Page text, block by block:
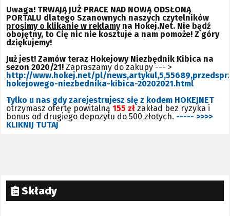
Uwaga! TRWAJĄ JUŻ PRACE NAD NOWĄ ODSŁONĄ
PORTALU dlatego Szanownych naszych czytelników
prosimy o klikanie w reklamyna Hokej.Net. Nie bądź
obojętny, to Cię nic nie kosztuje a nam pomoże! Z góry
dziękujemy!
Już jest! Zamów teraz Hokejowy Niezbędnik Kibica na
sezon 2020/21! Zapraszamy do zakupy --- >
http://www.hokej.net/pl/
hokejowego-niezbednika-kibica-20202021.html
Tylko u nas gdy zarejestrujesz się z kodem HOKEJNET
otrzymasz ofertę powitalną 155 zł zakład bez ryzyka i
bonus od drugiego depozytu do 500 złotych. ----- >>>>
KLIKNIJ TUTAJ
Składy